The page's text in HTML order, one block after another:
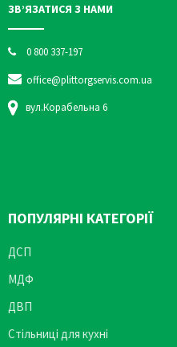
ЗВ’ЯЗАТИСЯ З НАМИ
0 800 337-197
office@plittorgservis.com.ua
вул.Корабельна 6
ПОПУЛЯРНІ КАТЕГОРІЇ
ДСП
МДФ
ДВП
Стільниці для кухні